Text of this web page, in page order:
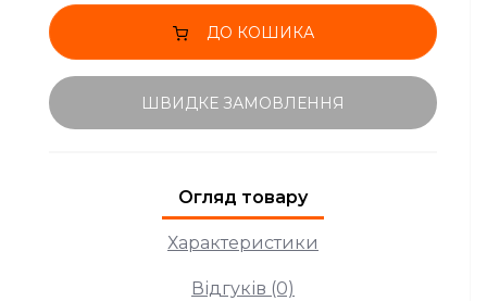
ДО КОШИКА
ШВИДКЕ ЗАМОВЛЕННЯ
Огляд товару
Характеристики
Відгуків (0)